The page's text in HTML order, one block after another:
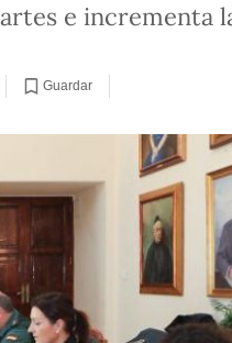
e incrementa
Guardar